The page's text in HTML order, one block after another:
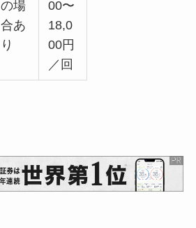
の場
合あ
り
00〜
18,0
00円
／回